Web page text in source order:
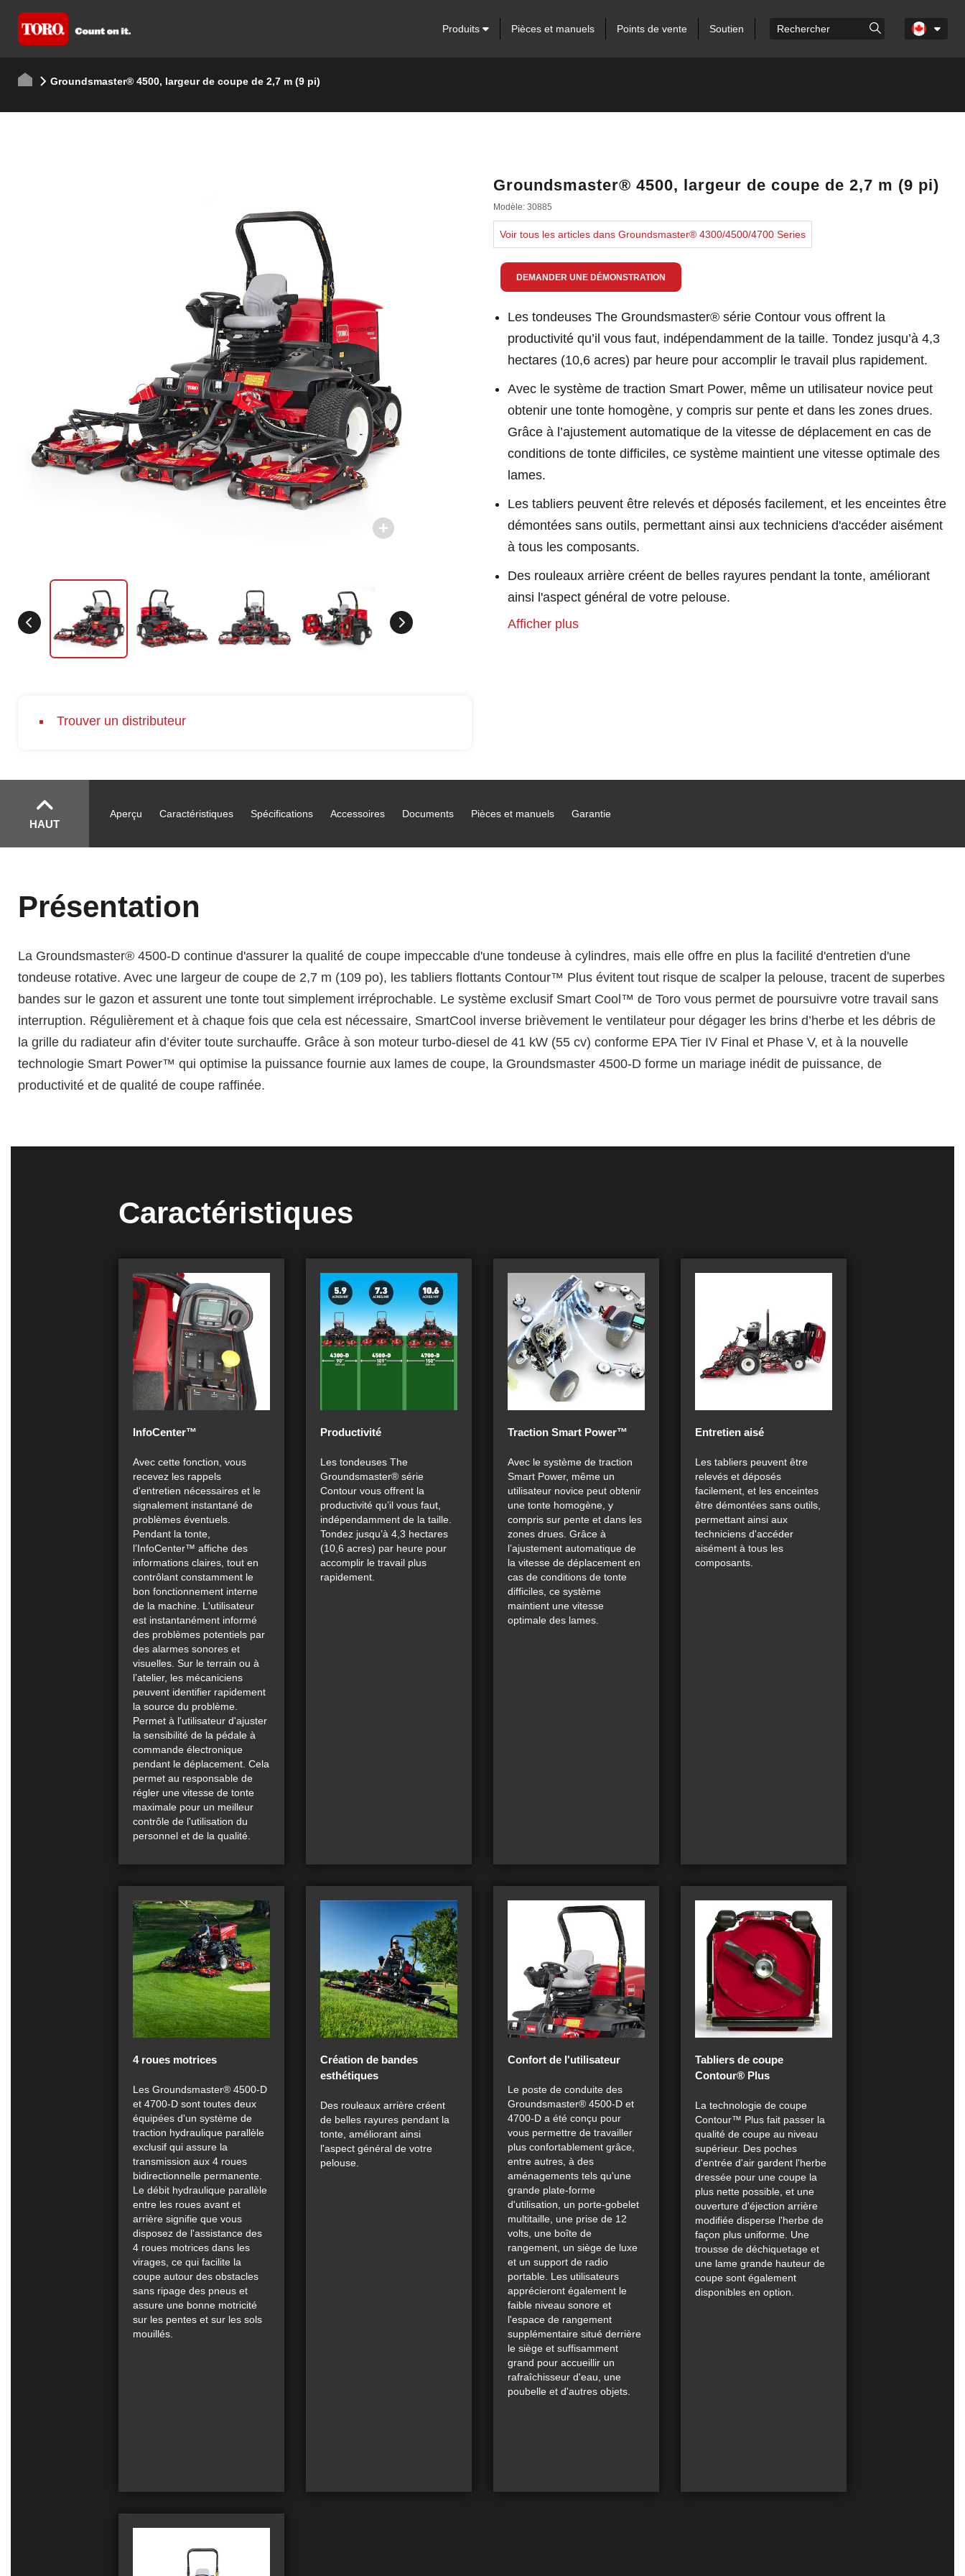
Produits Pièces et manuels Points de vente Soutien
Groundsmaster® 4500, largeur de coupe de 2,7 m (9 pi)
Trouver un distributeur
Groundsmaster® 4500, largeur de coupe de 2,7 m (9 pi)
Modèle: 30885
Voir tous les articles dans Groundsmaster® 4300/4500/4700 Series
DEMANDER UNE DÉMONSTRATION
Les tondeuses The Groundsmaster® série Contour vous offrent la
productivité qu’il vous faut, indépendamment de la taille. Tondez jusqu’à 4,3
hectares (10,6 acres) par heure pour accomplir le travail plus rapidement.
Avec le système de traction Smart Power, même un utilisateur novice peut
obtenir une tonte homogène, y compris sur pente et dans les zones drues.
Grâce à l’ajustement automatique de la vitesse de déplacement en cas de
conditions de tonte difficiles, ce système maintient une vitesse optimale des
lames.
Les tabliers peuvent être relevés et déposés facilement, et les enceintes être
démontées sans outils, permettant ainsi aux techniciens d'accéder aisément
à tous les composants.
Des rouleaux arrière créent de belles rayures pendant la tonte, améliorant
ainsi l'aspect général de votre pelouse.
Afficher plus
HAUT
Aperçu Caractéristiques Spécifications Accessoires Documents Pièces et manuels Garantie
Présentation
La Groundsmaster® 4500-D continue d'assurer la qualité de coupe impeccable d'une tondeuse à cylindres, mais elle offre en plus la facilité d'entretien d'une
tondeuse rotative. Avec une largeur de coupe de 2,7 m (109 po), les tabliers flottants Contour™ Plus évitent tout risque de scalper la pelouse, tracent de superbes
bandes sur le gazon et assurent une tonte tout simplement irréprochable. Le système exclusif Smart Cool™ de Toro vous permet de poursuivre votre travail sans
interruption. Régulièrement et à chaque fois que cela est nécessaire, SmartCool inverse brièvement le ventilateur pour dégager les brins d’herbe et les débris de
la grille du radiateur afin d’éviter toute surchauffe. Grâce à son moteur turbo-diesel de 41 kW (55 cv) conforme EPA Tier IV Final et Phase V, et à la nouvelle
technologie Smart Power™ qui optimise la puissance fournie aux lames de coupe, la Groundsmaster 4500-D forme un mariage inédit de puissance, de
productivité et de qualité de coupe raffinée.
Caractéristiques
InfoCenter™
Avec cette fonction, vous
recevez les rappels
d'entretien nécessaires et le
signalement instantané de
problèmes éventuels.
Pendant la tonte,
l’InfoCenter™ affiche des
informations claires, tout en
contrôlant constamment le
bon fonctionnement interne
de la machine. L'utilisateur
est instantanément informé
des problèmes potentiels par
des alarmes sonores et
visuelles. Sur le terrain ou à
l’atelier, les mécaniciens
peuvent identifier rapidement
la source du problème.
Permet à l'utilisateur d'ajuster
la sensibilité de la pédale à
commande électronique
pendant le déplacement. Cela
permet au responsable de
régler une vitesse de tonte
maximale pour un meilleur
contrôle de l'utilisation du
personnel et de la qualité.
Productivité
Les tondeuses The
Groundsmaster® série
Contour vous offrent la
productivité qu’il vous faut,
indépendamment de la taille.
Tondez jusqu’à 4,3 hectares
(10,6 acres) par heure pour
accomplir le travail plus
rapidement.
Traction Smart Power™
Avec le système de traction
Smart Power, même un
utilisateur novice peut obtenir
une tonte homogène, y
compris sur pente et dans les
zones drues. Grâce à
l’ajustement automatique de
la vitesse de déplacement en
cas de conditions de tonte
difficiles, ce système
maintient une vitesse
optimale des lames.
Entretien aisé
Les tabliers peuvent être
relevés et déposés
facilement, et les enceintes
être démontées sans outils,
permettant ainsi aux
techniciens d'accéder
aisément à tous les
composants.
4 roues motrices
Les Groundsmaster® 4500-D
et 4700-D sont toutes deux
équipées d'un système de
traction hydraulique parallèle
exclusif qui assure la
transmission aux 4 roues
bidirectionnelle permanente.
Le débit hydraulique parallèle
entre les roues avant et
arrière signifie que vous
disposez de l'assistance des
4 roues motrices dans les
virages, ce qui facilite la
coupe autour des obstacles
sans ripage des pneus et
assure une bonne motricité
sur les pentes et sur les sols
mouillés.
Création de bandes
esthétiques
Des rouleaux arrière créent
de belles rayures pendant la
tonte, améliorant ainsi
l'aspect général de votre
pelouse.
Confort de l'utilisateur
Le poste de conduite des
Groundsmaster® 4500-D et
4700-D a été conçu pour
vous permettre de travailler
plus confortablement grâce,
entre autres, à des
aménagements tels qu'une
grande plate-forme
d'utilisation, un porte-gobelet
multitaille, une prise de 12
volts, une boîte de
rangement, un siège de luxe
et un support de radio
portable. Les utilisateurs
apprécieront également le
faible niveau sonore et
l'espace de rangement
supplémentaire situé derrière
le siège et suffisamment
grand pour accueillir un
rafraîchisseur d'eau, une
poubelle et d'autres objets.
Tabliers de coupe
Contour® Plus
La technologie de coupe
Contour™ Plus fait passer la
qualité de coupe au niveau
supérieur. Des poches
d'entrée d'air gardent l'herbe
dressée pour une coupe la
plus nette possible, et une
ouverture d'éjection arrière
modifiée disperse l'herbe de
façon plus uniforme. Une
trousse de déchiquetage et
une lame grande hauteur de
coupe sont également
disponibles en option.